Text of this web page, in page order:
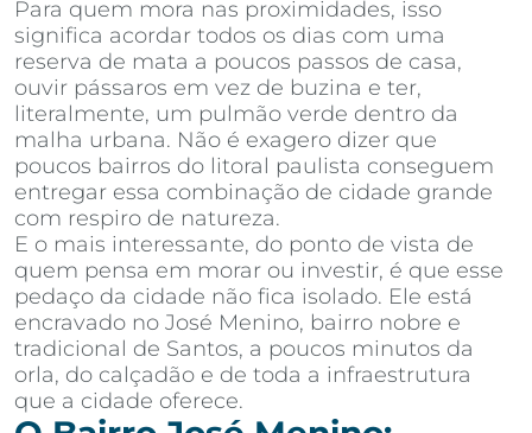
Para quem mora nas proximidades, isso
significa acordar todos os dias com uma
reserva de mata a poucos passos de casa,
ouvir pássaros em vez de buzina e ter,
literalmente, um pulmão verde dentro da
malha urbana. Não é exagero dizer que
poucos bairros do litoral paulista conseguem
entregar essa combinação de cidade grande
com respiro de natureza.
E o mais interessante, do ponto de vista de
quem pensa em morar ou investir, é que esse
pedaço da cidade não fica isolado. Ele está
encravado no José Menino, bairro nobre e
tradicional de Santos, a poucos minutos da
orla, do calçadão e de toda a infraestrutura
que a cidade oferece.